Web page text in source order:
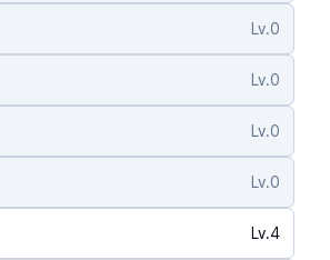
Lv.0
Lv.0
Lv.0
Lv.0
Lv.4